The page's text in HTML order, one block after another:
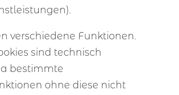
verschiedene Funktionen.
sind technisch
bestimmte
ohne diese nicht